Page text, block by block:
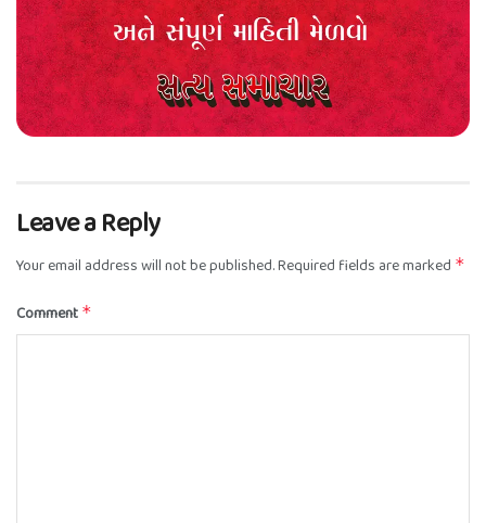
Leave a Reply
Your email address will not be published.Required fields are marked *
Comment *